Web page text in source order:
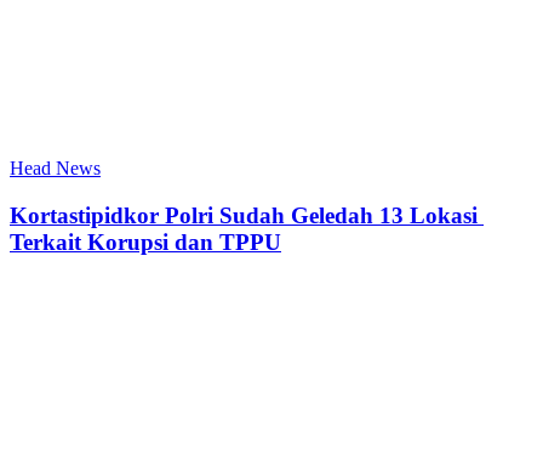
Head News
Kortastipidkor Polri Sudah Geledah 13 Lokasi
Terkait Korupsi dan TPPU